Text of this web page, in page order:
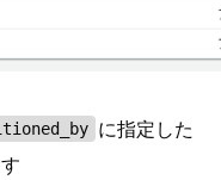
に指定した